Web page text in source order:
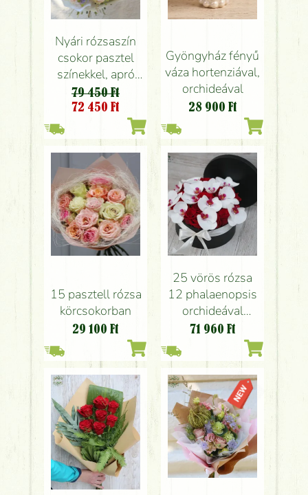
Nyári rózsaszín
csokor pasztel
színekkel, apró
virágokkal,
rózsával (54 szál)
79 450 Ft
72 450 Ft
Gyöngyház fényű
váza hortenziával,
orchideával
28 900 Ft
15 pasztell rózsa
körcsokorban
29 100 Ft
25 vörös rózsa
12 phalaenopsis
orchideával
dobozban
71 960 Ft